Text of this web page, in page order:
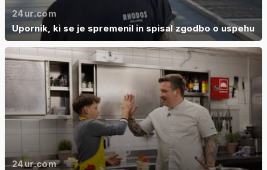
24ur.com
Upornik, ki se je spremenil in spisal zgodbo o uspehu
24ur.com